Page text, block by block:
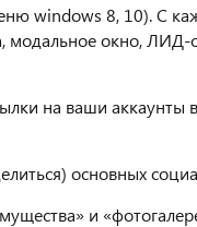
windows 8, 10). С
модальное окно, ЛИД-
на ваши аккаунты
основных
и